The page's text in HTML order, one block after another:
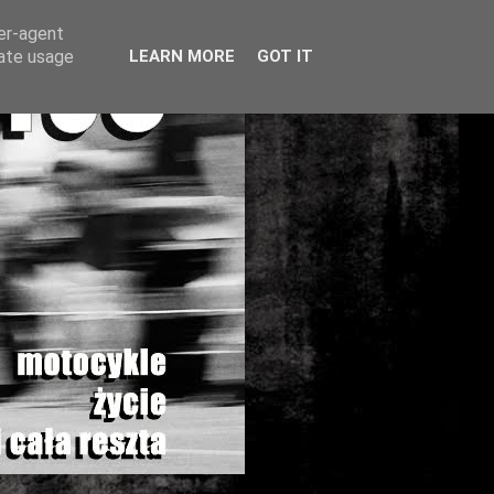
agent
usage
LEARN MORE GOT IT